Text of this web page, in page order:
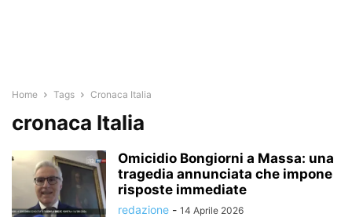
Home Tags Cronaca Italia
cronaca Italia
Omicidio Bongiorni a Massa: una
tragedia annunciata che impone
risposte immediate
redazione - 14 Aprile 2026